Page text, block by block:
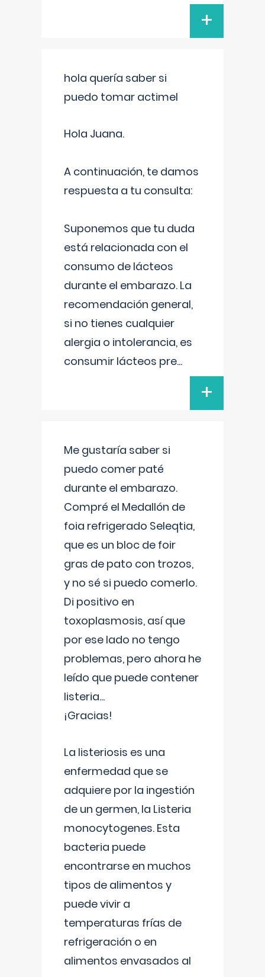
+
hola quería saber si
puedo tomar actimel
Hola Juana.
A continuación, te damos
respuesta a tu consulta:
Suponemos que tu duda
está relacionada con el
consumo de lácteos
durante el embarazo. La
recomendación general,
si no tienes cualquier
alergia o intolerancia, es
consumir lácteos pre...
+
Me gustaría saber si
puedo comer paté
durante el embarazo.
Compré el Medallón de
foia refrigerado Seleqtia,
que es un bloc de foir
gras de pato con trozos,
y no sé si puedo comerlo.
Di positivo en
toxoplasmosis, así que
por ese lado no tengo
problemas, pero ahora he
leído que puede contener
listeria...
¡Gracias!
La listeriosis es una
enfermedad que se
adquiere por la ingestión
de un germen, la Listeria
monocytogenes. Esta
bacteria puede
encontrarse en muchos
tipos de alimentos y
puede vivir a
temperaturas frías de
refrigeración o en
alimentos envasados al